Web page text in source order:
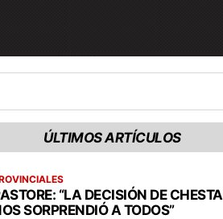
ÚLTIMOS ARTÍCULOS
“LA DECISIÓN DE CHESTA
SORPRENDIÓ A TODOS”